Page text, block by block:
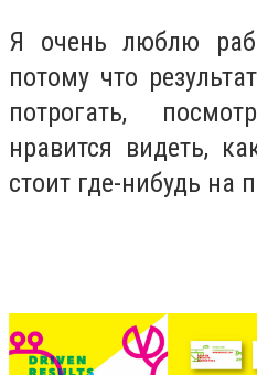
Я очень люблю
потому что
потрогать,
нравится видеть,
стоит где-нибудь на